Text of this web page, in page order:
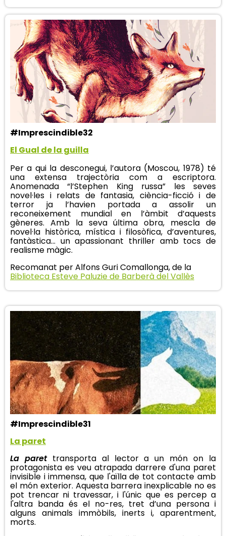
#Imprescindible32
El Gual de la guilla
Per a qui la desconegui, l’autora (Moscou, 1978) té
una extensa trajectòria com a escriptora.
Anomenada “l’Stephen King russa” les seves
novel·les i relats de fantasia, ciència-ficció i de
terror ja l’havien portada a assolir un
reconeixement mundial en l’àmbit d’aquests
gèneres. Amb la seva última obra, mescla de
novel·la històrica, mística i filosòfica, d’aventures,
fantàstica... un apassionant thriller amb tocs de
realisme màgic.
Recomanat per Alfons Guri Comallonga, de la
Biblioteca Esteve Paluzie de Barberà del Vallès
#Imprescindible31
La paret
La parettransporta al lector a un món on la
protagonista es veu atrapada darrere d'una paret
invisible i immensa, que l'aïlla de tot contacte amb
el món exterior. Aquesta barrera inexplicable no es
pot trencar ni travessar, i l'únic que es percep a
l'altra banda és el no-res, tret d’una persona i
alguns animals immòbils, inerts i, aparentment,
morts.